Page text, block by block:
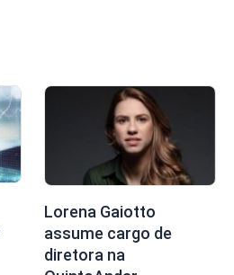
Lorena Gaiotto
assume cargo de
diretora na